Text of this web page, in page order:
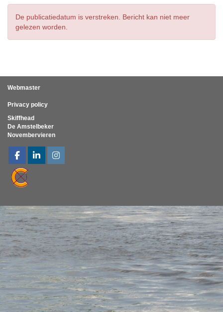
De publicatiedatum is verstreken. Bericht kan niet meer
gelezen worden.
Webmaster
Privacy policy
Skiffhead
De Amstelbeker
Novembervieren